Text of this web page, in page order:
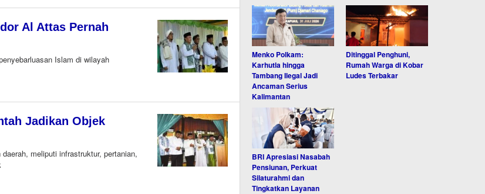
Al Attas Pernah
Islam di wilayah
Jadikan Objek
meliputi infrastruktur, pertanian,
Menko Polkam:
Karhutla hingga
Tambang Ilegal Jadi
Ancaman Serius
Kalimantan
Ditinggal Penghuni,
Rumah Warga di Kobar
Ludes Terbakar
BRI Apresiasi Nasabah
Pensiunan, Perkuat
Silaturahmi dan
Tingkatkan Layanan